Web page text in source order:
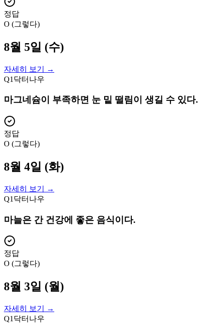
정답
O (그렇다)
8월 5일 (수)
자세히 보기 →
Q1 닥터나우
마그네슘이 부족하면 눈 밑 떨림이 생길 수 있다.
정답
O (그렇다)
8월 4일 (화)
자세히 보기 →
Q1 닥터나우
마늘은 간 건강에 좋은 음식이다.
정답
O (그렇다)
8월 3일 (월)
자세히 보기 →
Q1 닥터나우